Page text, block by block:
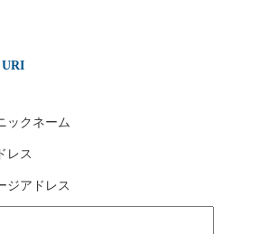
URI
ックネーム
レス
ジアドレス